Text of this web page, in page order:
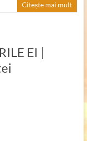
Citește mai mult
EI |